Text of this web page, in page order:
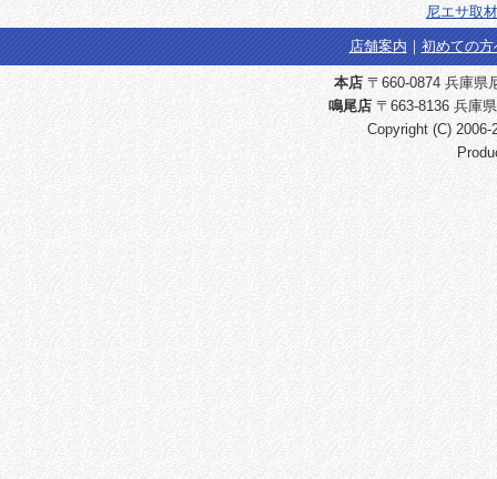
尼エサ取
店舗案内 ｜ 初めての方
本店〒660-0874 兵庫県
鳴尾店 〒663-8136 兵庫
Copyright (C) 2006-